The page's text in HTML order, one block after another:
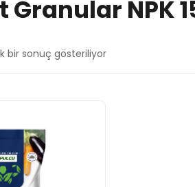
Granular NPK
bir sonuç gösteriliyor